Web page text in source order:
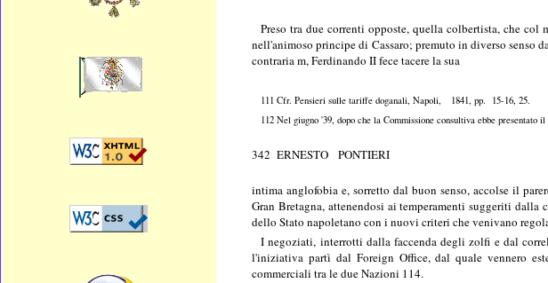
Preso tra due correnti opposte, quella colbertista, che col
nell'animoso principe di Cassaro; premuto in diverso senso
contraria m, Ferdinando II fece tacere la sua
111 Cfr. Pensieri sulle tariffe doganali, Napoli, 1841, pp. 15-16, 25.
112 Nel giugno '39, dopo che la Commissione consultiva ebbe
342 ERNESTO PONTIERI
intima anglofobia e, sorretto dal buon senso, accolse il
Gran Bretagna, attenendosi ai temperamenti suggeriti
dello Stato napoletano con i nuovi criteri che venivano
I negoziati, interrotti dalla faccenda degli zolfi e dal
l'iniziativa partì dal Foreign Office, dal quale vennero
commerciali tra le due Nazioni 114.